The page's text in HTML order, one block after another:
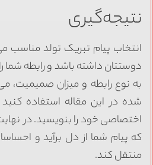
نتیجه‌گیری
انتخاب پیام تبریک تولد مناسب
دوستتان داشته باشد و رابطه شما
به نوع رابطه و میزان صمیمیت،
شده در این مقاله استفاده کنید
اختصاصی خود را بنویسید. در
که پیام شما از دل برآید و
منتقل کند.